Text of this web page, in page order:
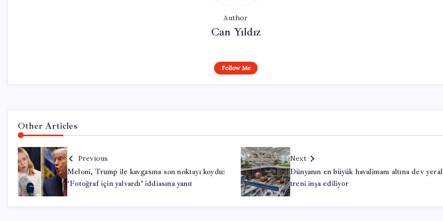
Author
Can Yıldız
Follow Me
Other Articles
Previous
Meloni, Trump ile kavgasına son noktayı koydu:
‘Fotoğraf için yalvardı’ iddiasına yanıt
Next
Dünyanın en büyük havalimanı altına dev
treni inşa ediliyor